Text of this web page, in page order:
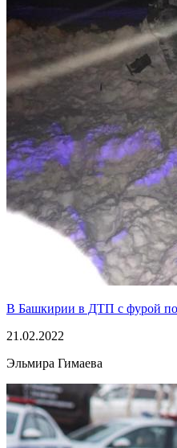
В Башкирии в ДТП с фурой
21.02.2022
Эльмира Гимаева